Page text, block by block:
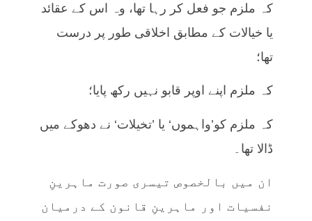
کہ ملزم جو فعل کر رہا تھا، وہ اس کے عقائد
یا خیالات کے مطابق اخلاقی طور پر درست
تھا؛
کہ ملزم اپنے اوپر قابو نہیں رکھ پایا؛
کہ ملزم کو’واہموں‘ یا ’تخیلات‘ نے دھوکے میں
ڈالا تھا۔
ان میں بالخصوص تیسری صورت ماہرینِ
نفسیات اور ماہرینِ قانون کے درمیان